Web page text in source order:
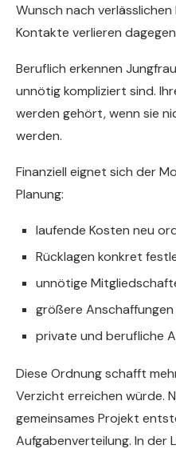
Wunsch nach
Kontakte verlieren dagegen
Beruflich erkennen
unnötig kompliziert sind.
werden gehört, wenn sie
werden.
Finanziell eignet sich der
Planung:
laufende Kosten neu
Rücklagen konkret
unnötige
größere Anschaffungen
private und berufliche
Diese Ordnung schafft
Verzicht erreichen würde.
gemeinsames Projekt
Aufgabenverteilung. In der